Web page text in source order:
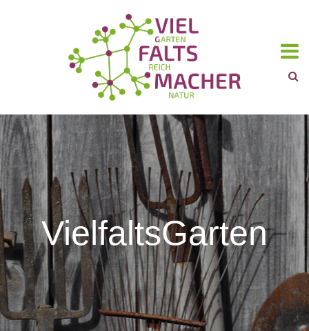
VielfaltsGarten